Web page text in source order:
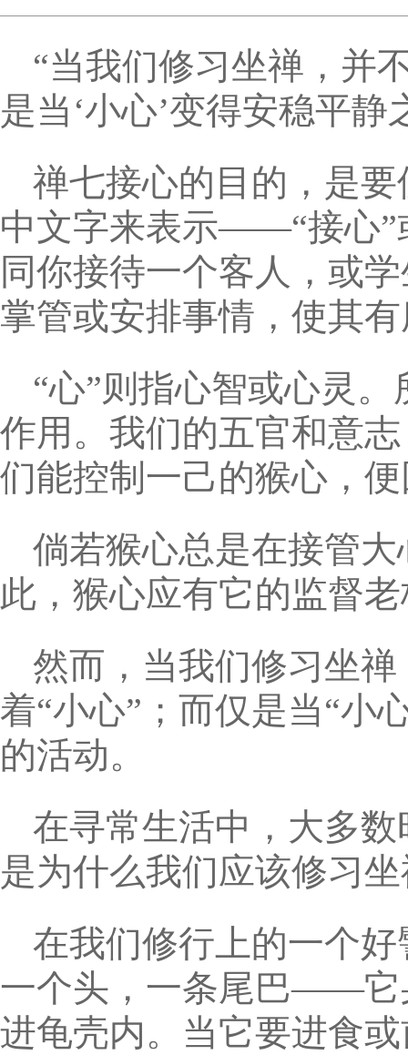
“当我们修习坐禅，并
是当‘小心’变得安稳平静
禅七接心的目的，是
中文字来表示——“接心”
同你接待一个客人，或
掌管或安排事情，使其
“心”则指心智或心灵
作用。我们的五官和意
们能控制一己的猴心，
倘若猴心总是在接管
此，猴心应有它的监督
然而，当我们修习坐
着“小心”；而仅是当“小
的活动。
在寻常生活中，大多
是为什么我们应该修习
在我们修行上的一个
一个头，一条尾巴——它
进龟壳内。当它要进食